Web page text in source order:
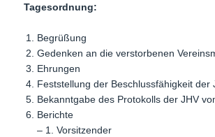
Tagesordnung:
Begrüßung
Gedenken an die verstorbenen
Ehrungen
Feststellung der Beschlussfähigkeit der
Bekanntgabe des Protokolls der JHV
Berichte
– 1. Vorsitzender